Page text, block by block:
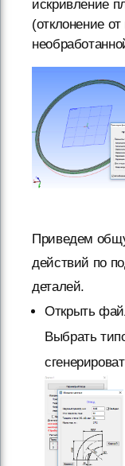
искривление
(отклонение
Приведем
действий по
деталей.
Открыть
Выбрать